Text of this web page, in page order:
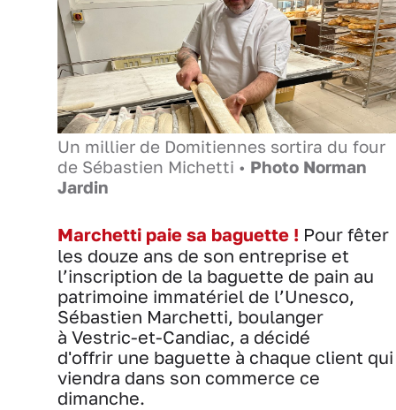
Un millier de Domitiennes sortira du four
de Sébastien Michetti • Photo Norman
Jardin
Marchetti paie sa baguette ! Pour fêter
les douze ans de son entreprise et
l’inscription de la baguette de pain au
patrimoine immatériel de l’Unesco,
Sébastien Marchetti, boulanger
à Vestric-et-Candiac, a décidé
d'offrir une baguette à chaque client qui
viendra dans son commerce ce
dimanche.